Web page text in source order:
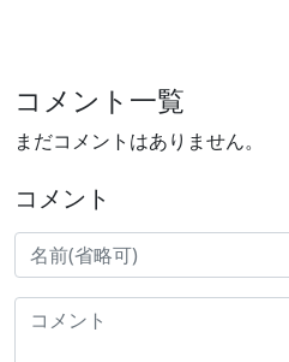
コメント一覧
まだコメントはありません。
コメント